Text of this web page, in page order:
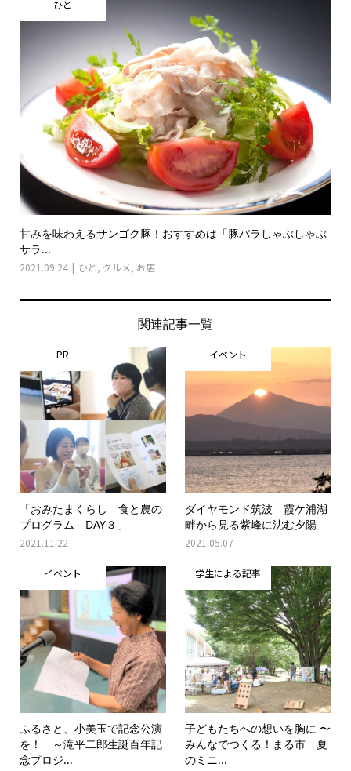
ひと
甘みを味わえるサンゴク豚！おすすめは「豚バラしゃぶしゃぶ
サラ...
2021.09.24 ひと , グルメ, お店
関連記事一覧
PR
「おみたまくらし 食と農の
プログラム DAY３」
2021.11.22
イベント
ダイヤモンド筑波 霞ケ浦湖
畔から見る紫峰に沈む夕陽
2021.05.07
イベント
ふるさと、小美玉で記念公演
を！ ～滝平二郎生誕百年記
念プロジ...
学生による記事
子どもたちへの想いを胸に 〜
みんなでつくる！まる市 夏
のミニ...